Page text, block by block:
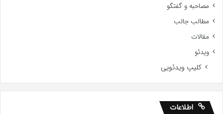
مصاحبه و گفتگو
مطالب جالب
مقالات
ویدئو
کلیپ ویدئویی
اطلاعات